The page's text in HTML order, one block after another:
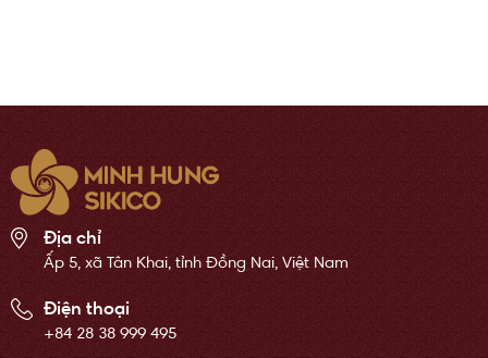
Địa chỉ
Ấp 5, xã Tân Khai, tỉnh Đồng Nai, Việt Nam
Điện thoại
+84 28 38 999 495